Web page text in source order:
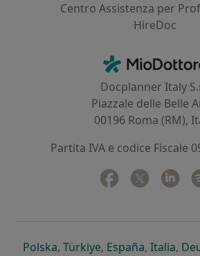
Centro Assistenza per
HireDoc
MioDottore
Docplanner Italy
Piazzale delle Belle
00196 Roma (RM),
Partita IVA e codice Fiscale
Facebook
si apre in una
Twitter
si apresi
Polskasi apre in una nuova
, Türkiyesi apre in una
, Españasi apre in
, Italiasi
,